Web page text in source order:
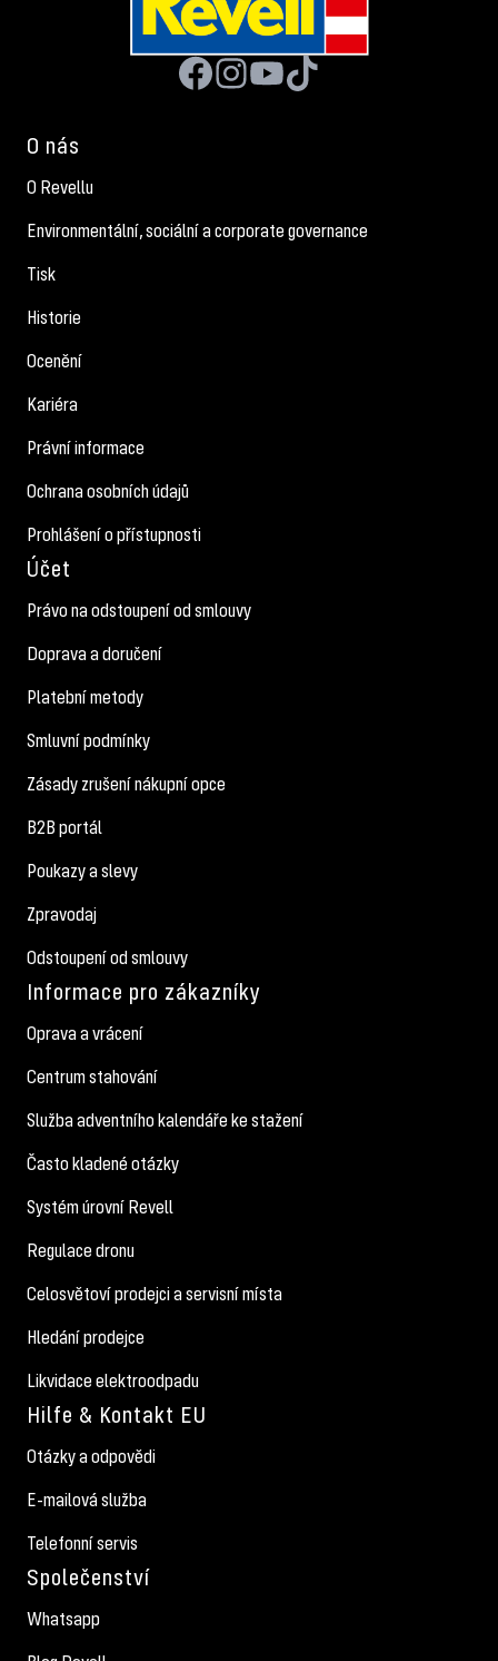
O nás
O Revellu
Environmentální, sociální a corporate governance
Tisk
Historie
Ocenění
Kariéra
Právní informace
Ochrana osobních údajů
Prohlášení o přístupnosti
Účet
Právo na odstoupení od smlouvy
Doprava a doručení
Platební metody
Smluvní podmínky
Zásady zrušení nákupní opce
B2B portál
Poukazy a slevy
Zpravodaj
Odstoupení od smlouvy
Informace pro zákazníky
Oprava a vrácení
Centrum stahování
Služba adventního kalendáře ke stažení
Často kladené otázky
Systém úrovní Revell
Regulace dronu
Celosvětoví prodejci a servisní místa
Hledání prodejce
Likvidace elektroodpadu
Hilfe & Kontakt EU
Otázky a odpovědi
E-mailová služba
Telefonní servis
Společenství
Whatsapp